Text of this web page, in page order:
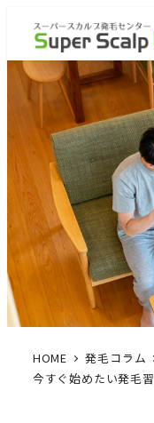
HOME 発毛コラム
今すぐ始めたい発毛